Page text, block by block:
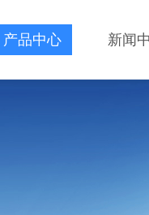
产品中心 新闻